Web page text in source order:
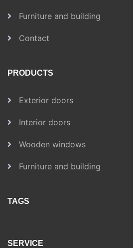
Furniture and building
Contact
PRODUCTS
Exterior doors
Interior doors
Wooden windows
Furniture and building
TAGS
SERVICE